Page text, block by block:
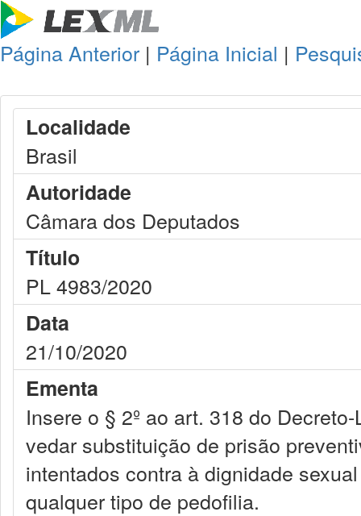
Página Anterior | Página Inicial |
Localidade
Brasil
Autoridade
Câmara dos Deputados
Título
PL 4983/2020
Data
21/10/2020
Ementa
Insere o § 2º ao art. 318 do
vedar substituição de prisão
intentados contra à dignidade
qualquer tipo de pedofilia.